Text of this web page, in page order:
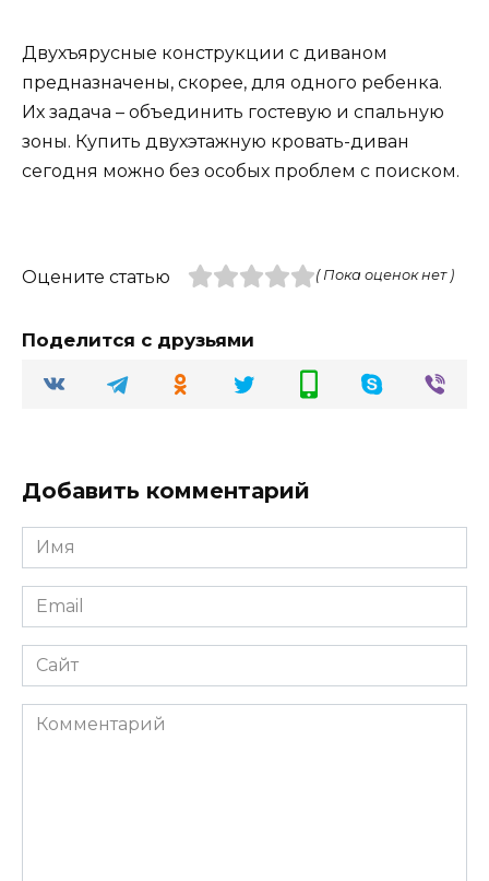
Двухъярусные конструкции с диваном
предназначены, скорее, для одного ребенка.
Их задача – объединить гостевую и спальную
зоны. Купить двухэтажную кровать-диван
сегодня можно без особых проблем с поиском.
Оцените статью ( Пока оценок нет )
Поделится с друзьями
Добавить комментарий
Имя
Email
Сайт
Комментарий